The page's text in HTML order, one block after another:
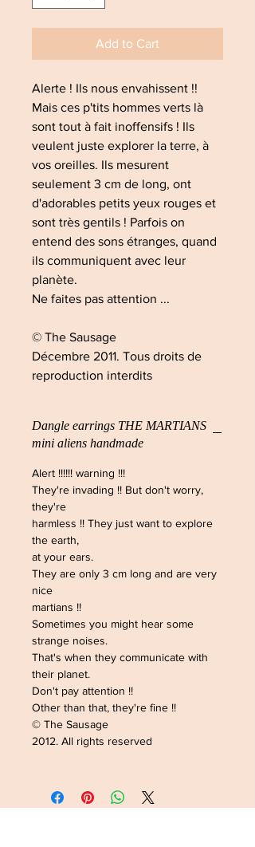
Add to Cart
Alerte ! Ils nous envahissent !!
Mais ces p'tits hommes verts là
sont tout à fait inoffensifs ! Ils
veulent juste explorer la terre, à
vos oreilles. Ils mesurent
seulement 3 cm de long, ont
d'adorables petits yeux rouges et
sont très gentils ! Parfois on
entend des sons étranges, quand
ils communiquent avec leur
planète.
Ne faites pas attention ...
© The Sausage
Décembre 2011. Tous droits de
reproduction interdits
Dangle earrings THE MARTIANS
mini aliens handmade
Alert !!!!!! warning !!!
They're invading !! But don't worry,
they're
harmless !! They just want to explore
the earth,
at your ears.
They are only 3 cm long and are very
nice
martians !!
Sometimes you might hear some
strange noises.
That's when they communicate with
their planet.
Don't pay attention !!
Other than that, they're fine !!
© The Sausage
2012. All rights reserved